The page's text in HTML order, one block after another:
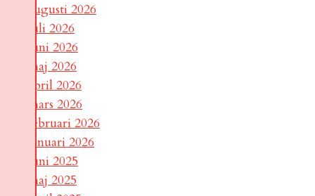
augusti 2026
juli 2026
juni 2026
maj 2026
april 2026
mars 2026
februari 2026
januari 2026
juni 2025
maj 2025